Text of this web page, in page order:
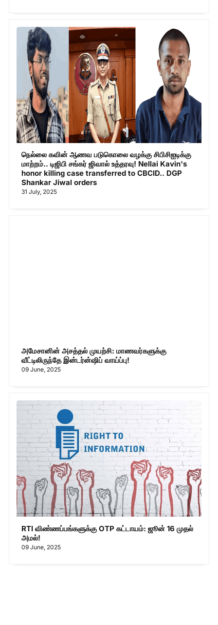
நெல்லை கவின் ஆணவ படுகொலை வழக்கு சிபிசிஐடிக்கு
மாற்றம்.. டிஜிபி சங்கர் ஜிவால் உத்தரவு! Nellai Kavin's
honor killing case transferred to CBCID.. DGP
Shankar Jiwal orders
31 July, 2025
அமேசானின் அசத்தல் முயற்சி: மாணவர்களுக்கு
வீட்டிலிருந்தே இன்டர்ன்ஷிப் வாய்ப்பு!
09 June, 2025
RTI விண்ணப்பங்களுக்கு OTP கட்டாயம்: ஜூன் 16 முதல்
அமல்!
09 June, 2025